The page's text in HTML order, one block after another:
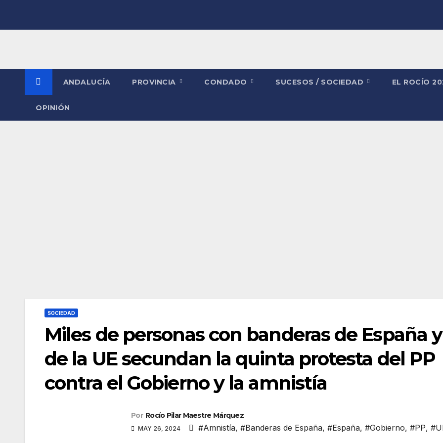
ANDALUCÍA PROVINCIA CONDADO SUCESOS / SOCIEDAD EL ROCÍO
OPINIÓN
SOCIEDAD
Miles de personas con banderas de España y
de la UE secundan la quinta protesta del PP
contra el Gobierno y la amnistía
Por Rocío Pilar Maestre Márquez
MAY 26, 2024 #Amnistía, #Banderas de España, #España, #Gobierno, #PP,